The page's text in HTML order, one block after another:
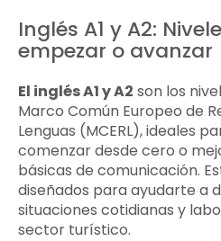
Inglés A1 y A2:
empezar o avanzar
El inglés A1 y A2 son los
Marco Común Europeo de
Lenguas (MCERL), ideales
comenzar desde cero o
básicas de comunicación.
diseñados para ayudarte a
situaciones cotidianas y
sector turístico.